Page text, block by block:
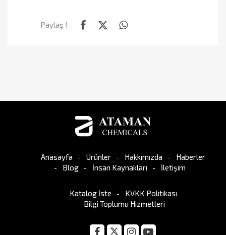
Paylaş !
Anasayfa Ürünler Hakkımızda
Haberler
Blog
İnsan Kaynakları İletişim
Katalog İste
KVKK Politikası
Bilgi Toplumu Hizmetleri